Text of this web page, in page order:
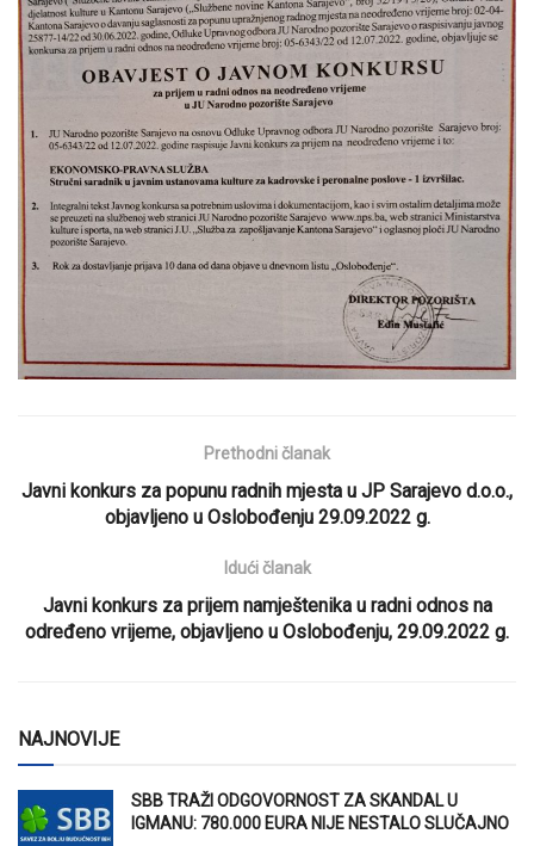
Prethodni članak
Javni konkurs za popunu radnih mjesta u JP Sarajevo d.o.o.,
objavljeno u Oslobođenju 29.09.2022 g.
Idući članak
Javni konkurs za prijem namještenika u radni odnos na
određeno vrijeme, objavljeno u Oslobođenju, 29.09.2022 g.
NAJNOVIJE
SBB TRAŽI ODGOVORNOST ZA SKANDAL U
IGMANU: 780.000 EURA NIJE NESTALO SLUČAJNO